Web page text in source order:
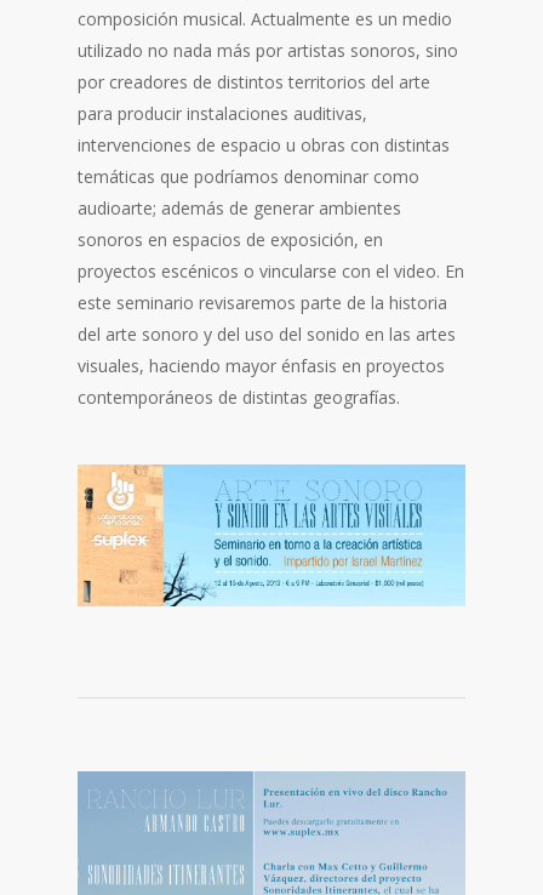
composición musical. Actualmente es un medio
utilizado no nada más por artistas sonoros, sino
por creadores de distintos territorios del arte
para producir instalaciones auditivas,
intervenciones de espacio u obras con distintas
temáticas que podríamos denominar como
audioarte; además de generar ambientes
sonoros en espacios de exposición, en
proyectos escénicos o vincularse con el video. En
este seminario revisaremos parte de la historia
del arte sonoro y del uso del sonido en las artes
visuales, haciendo mayor énfasis en proyectos
contemporáneos de distintas geografías.